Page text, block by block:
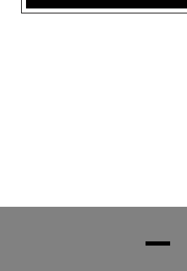
Salade verte, tomate, lardons,